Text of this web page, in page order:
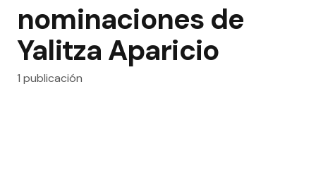
nominaciones de
Yalitza Aparicio
1 publicación